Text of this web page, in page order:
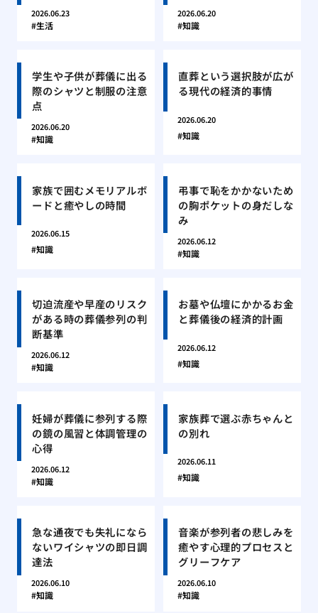
2026.06.23
生活
2026.06.20
知識
学生や子供が葬儀に出る
際のシャツと制服の注意
点
2026.06.20
知識
直葬という選択肢が広が
る現代の経済的事情
2026.06.20
知識
家族で囲むメモリアルボ
ードと癒やしの時間
2026.06.15
知識
弔事で恥をかかないため
の胸ポケットの身だしな
み
2026.06.12
知識
切迫流産や早産のリスク
がある時の葬儀参列の判
断基準
2026.06.12
知識
お墓や仏壇にかかるお金
と葬儀後の経済的計画
2026.06.12
知識
妊婦が葬儀に参列する際
の鏡の風習と体調管理の
心得
2026.06.12
知識
家族葬で選ぶ赤ちゃんと
の別れ
2026.06.11
知識
急な通夜でも失礼になら
ないワイシャツの即日調
達法
2026.06.10
知識
音楽が参列者の悲しみを
癒やす心理的プロセスと
グリーフケア
2026.06.10
知識